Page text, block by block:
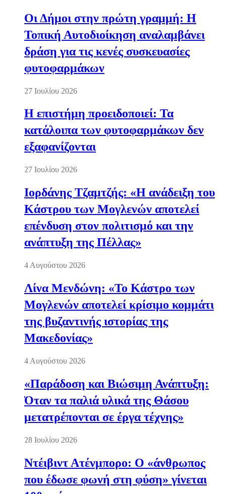
Οι Δήμοι στην πρώτη γραμμή: Η
Τοπική Αυτοδιοίκηση αναλαμβάνει
δράση για τις κενές συσκευασίες
φυτοφαρμάκων
27 Ιουλίου 2026
Η επιστήμη προειδοποιεί: Τα
κατάλοιπα των φυτοφαρμάκων δεν
εξαφανίζονται
27 Ιουλίου 2026
Ιορδάνης Τζαμτζής: «Η ανάδειξη του
Κάστρου των Μογλενών αποτελεί
επένδυση στον πολιτισμό και την
ανάπτυξη της Πέλλας»
4 Αυγούστου 2026
Λίνα Μενδώνη: «Το Κάστρο των
Μογλενών αποτελεί κρίσιμο κομμάτι
της βυζαντινής ιστορίας της
Μακεδονίας»
4 Αυγούστου 2026
«Παράδοση και Βιώσιμη Ανάπτυξη:
Όταν τα παλιά υλικά της Θάσου
μετατρέπονται σε έργα τέχνης»
28 Ιουλίου 2026
Ντέιβιντ Ατένμπορο: Ο «άνθρωπος
που έδωσε φωνή στη φύση» γίνεται